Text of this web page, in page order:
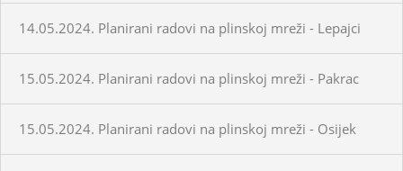
14.05.2024. Planirani radovi na plinskoj mreži - Lepajci
15.05.2024. Planirani radovi na plinskoj mreži - Pakrac
15.05.2024. Planirani radovi na plinskoj mreži - Osijek